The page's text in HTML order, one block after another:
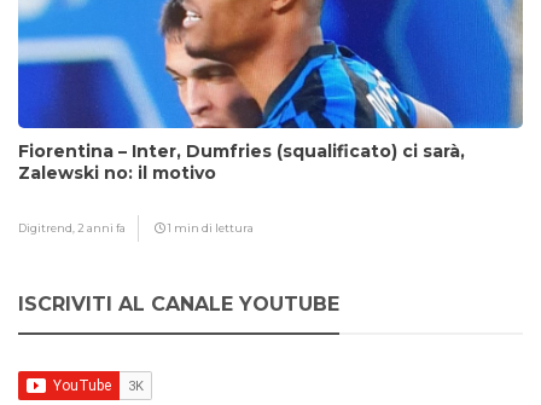
Fiorentina – Inter, Dumfries (squalificato) ci sarà,
Zalewski no: il motivo
Digitrend, 2 anni fa 1 min di lettura
ISCRIVITI AL CANALE YOUTUBE